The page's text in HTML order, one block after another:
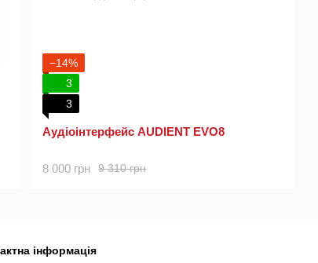
−14%
3
3
Аудіоінтерфейс AUDIENT EVO8
9 310 грн
8 000 грн
інформація